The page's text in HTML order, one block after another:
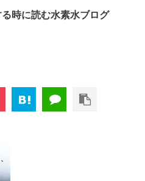
時に読む水素水ブログ